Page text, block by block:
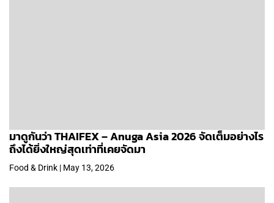
มาดูกันว่า THAIFEX – Anuga Asia 2026 จัดเต็มอย่างไร
ถึงได้ยิ่งใหญ่สุดเท่าที่เคยจัดมา
Food & Drink | May 13, 2026